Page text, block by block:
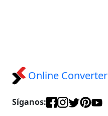
Online Converter
Síganos: